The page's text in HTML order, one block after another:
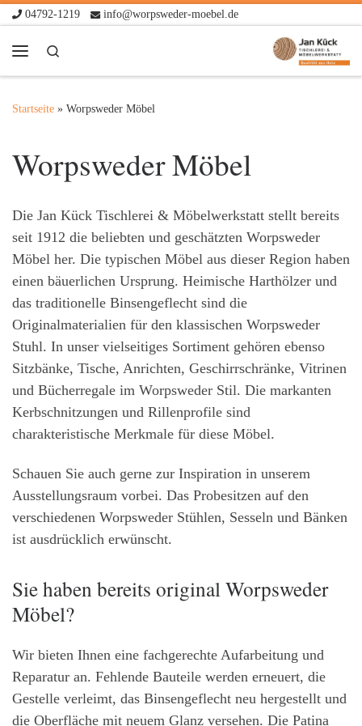
Zum Inhalt springen
04792-1219 info@worpsweder-moebel.de
Startseite » Worpsweder Möbel
Worpsweder Möbel
Die Jan Kück Tischlerei & Möbelwerkstatt stellt bereits
seit 1912 die beliebten und geschätzten Worpsweder
Möbel her. Die typischen Möbel aus dieser Region haben
einen bäuerlichen Ursprung. Heimische Harthölzer und
das traditionelle Binsengeflecht sind die
Originalmaterialien für den klassischen Worpsweder
Stuhl. In unser vielseitiges Sortiment gehören ebenso
Sitzbänke, Tische, Anrichten, Geschirrschränke, Vitrinen
und Bücherregale im Worpsweder Stil. Die markanten
Kerbschnitzungen und Rillenprofile sind
charakteristische Merkmale für diese Möbel.
Schauen Sie auch gerne zur Inspiration in unserem
Ausstellungsraum vorbei. Das Probesitzen auf den
verschiedenen Worpsweder Stühlen, Sesseln und Bänken
ist ausdrücklich erwünscht.
Sie haben bereits original Worpsweder
Möbel?
Wir bieten Ihnen eine fachgerechte Aufarbeitung und
Reparatur an. Fehlende Bauteile werden erneuert, die
Gestelle verleimt, das Binsengeflecht neu hergestellt und
die Oberfläche mit neuem Glanz versehen. Die Patina